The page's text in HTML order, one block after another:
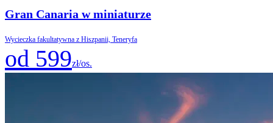
Gran Canaria w miniaturze
Wycieczka fakultatywna z Hiszpanii, Teneryfa
od 599zł/os.